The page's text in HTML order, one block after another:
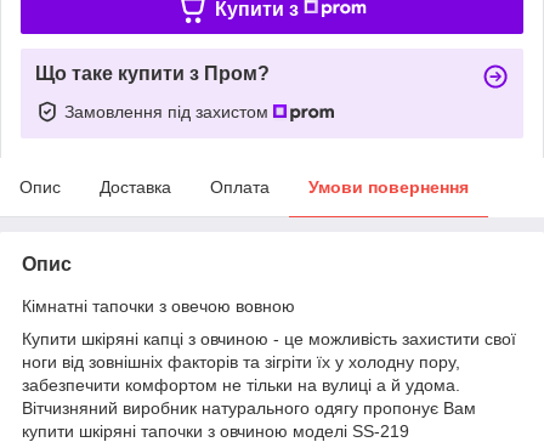
Купити з
Що таке купити з Пром?
Замовлення під захистом
Опис Доставка Оплата Умови повернення
Опис
Кімнатні тапочки з овечою вовною
Купити шкіряні капці з овчиною - це можливість захистити свої
ноги від зовнішніх факторів та зігріти їх у холодну пору,
забезпечити комфортом не тільки на вулиці а й удома.
Вітчизняний виробник натурального одягу пропонує Вам
купити шкіряні тапочки з овчиною моделі SS-219